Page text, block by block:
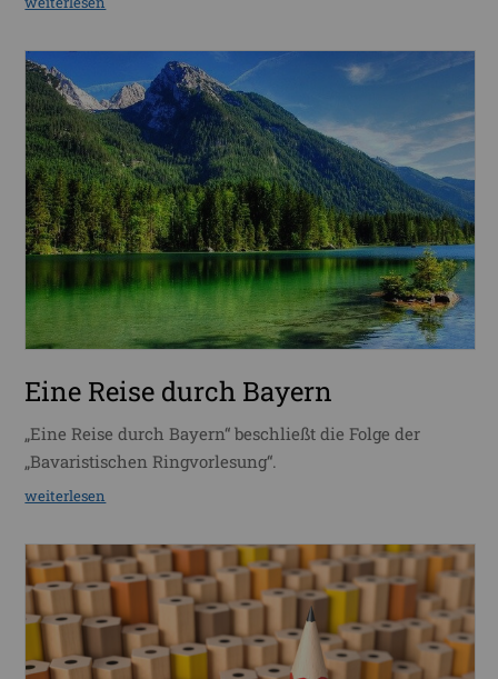
Eine Reise durch Bayern
„Eine Reise durch Bayern“ beschließt die Folge der
„Bavaristischen Ringvorlesung“.
weiterlesen